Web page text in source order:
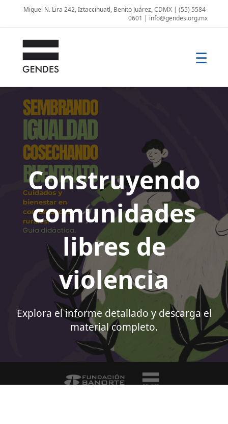
Miguel N. Lira 242, Iztaccihuatl, Benito Juárez, CDMX | (55) 5584-
0601 | info@gendes.org.mx
☰
Construyendo
comunidades
libres de
violencia
Explora el informe detallado y descarga el
material completo.